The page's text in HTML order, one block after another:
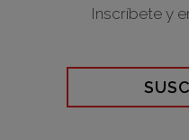
Inscríbete y